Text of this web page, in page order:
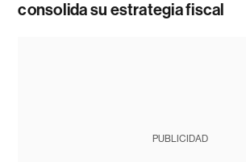
consolida su estrategia fiscal
PUBLICIDAD